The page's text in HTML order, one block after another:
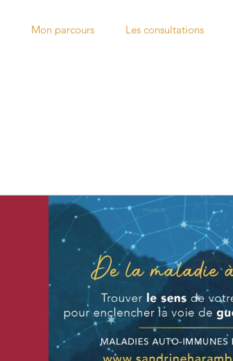
Mon parcours Les consultations